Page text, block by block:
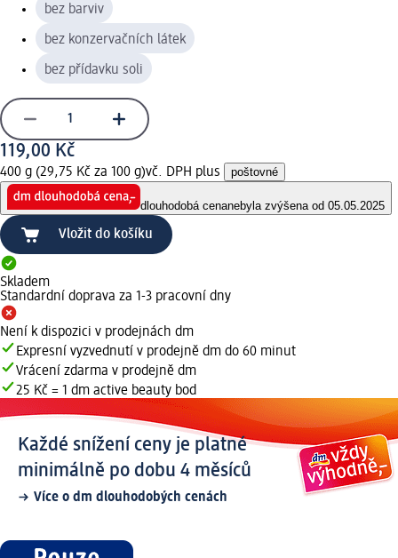
bez barviv
bez konzervačních látek
bez přídavku soli
119,00 Kč
400 g (29,75 Kč za 100 g)vč. DPH plus poštovné
dlouhodobá cenanebyla zvýšena od 05.05.2025
Vložit do košíku
Skladem
Standardní doprava za 1-3 pracovní dny
Není k dispozici v prodejnách dm
Expresní vyzvednutí v prodejně dm do 60 minut
Vrácení zdarma v prodejně dm
25 Kč = 1 dm active beauty bod
Každé snížení ceny je platné
minimálně po dobu 4 měsíců
Více o dm dlouhodobých cenách